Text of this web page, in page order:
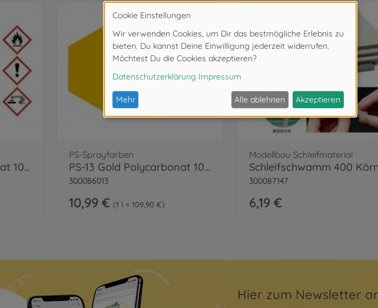
PS-1 Weiss Polycarbonat 100ml
PS-Sprayfarben
PS-13 Gold Polycarbonat 100ml
300086013
10,99 € 1 l = 109,90 €
Modellbau Schleifmaterial
300087147
6,19 €
Hier zum Newsletter